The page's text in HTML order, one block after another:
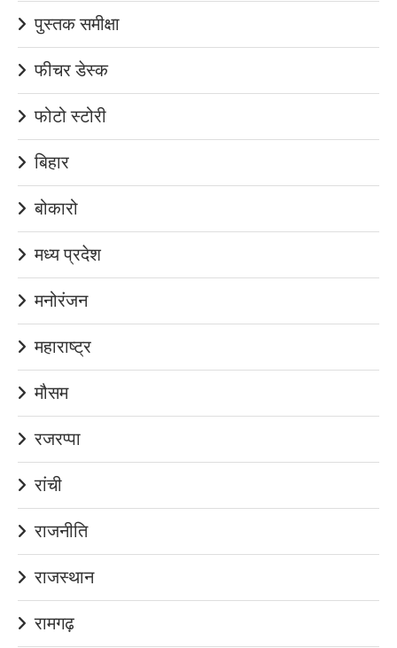
पुस्तक समीक्षा
फीचर डेस्क
फोटो स्टोरी
बिहार
बोकारो
मध्य प्रदेश
मनोरंजन
महाराष्ट्र
मौसम
रजरप्पा
रांची
राजनीति
राजस्थान
रामगढ़